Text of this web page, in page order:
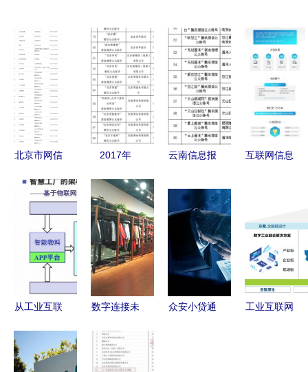
北京市网信
网新闻信息
服务单位许
可名单 规
范信息传播
新篇章
2017年
闻信息服务
管理规定》
的时代意义
与实施启示
云南信息报
云南首批互
联网新闻信
息服务许可
互联网信息
从工业互联
探什么才是
真正的“互
数字连接未
CEO在北京
人民广播电
众安小贷通
工业互联网